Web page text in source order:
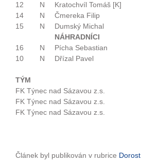
12
N
Kratochvíl Tomáš [K]
14
N
Čmereka Filip
15
N
Dumský Michal
NÁHRADNÍCI
16
N
Pícha Sebastian
10
N Dřízal Pavel
TÝM
FK Týnec nad Sázavou z.s.
FK Týnec nad Sázavou z.s.
FK Týnec nad Sázavou z.s.
Článek byl publikován v rubrice Dorost